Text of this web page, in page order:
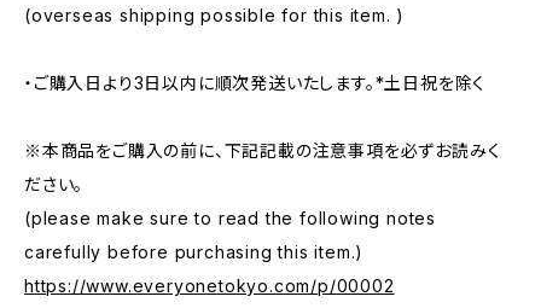
(overseas shipping possible for this item. )
・ご購入日より3日以内に順次発送いたします。*土日祝を除く
※本商品をご購入の前に、下記記載の注意事項を必ずお読みく
ださい。
(please make sure to read the following notes
carefully before purchasing this item.)
https://www.everyonetokyo.com/p/00002